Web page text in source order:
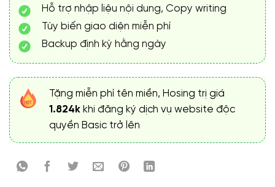
Hỗ trợ nhập liệu nội dung, Copy writing
Tùy biến giao diện miễn phí
Backup định kỳ hằng ngày
Tặng miễn phí tên miền, Hosing trị giá
1.824k khi đăng ký dịch vụ website độc
quyền Basic trở lên